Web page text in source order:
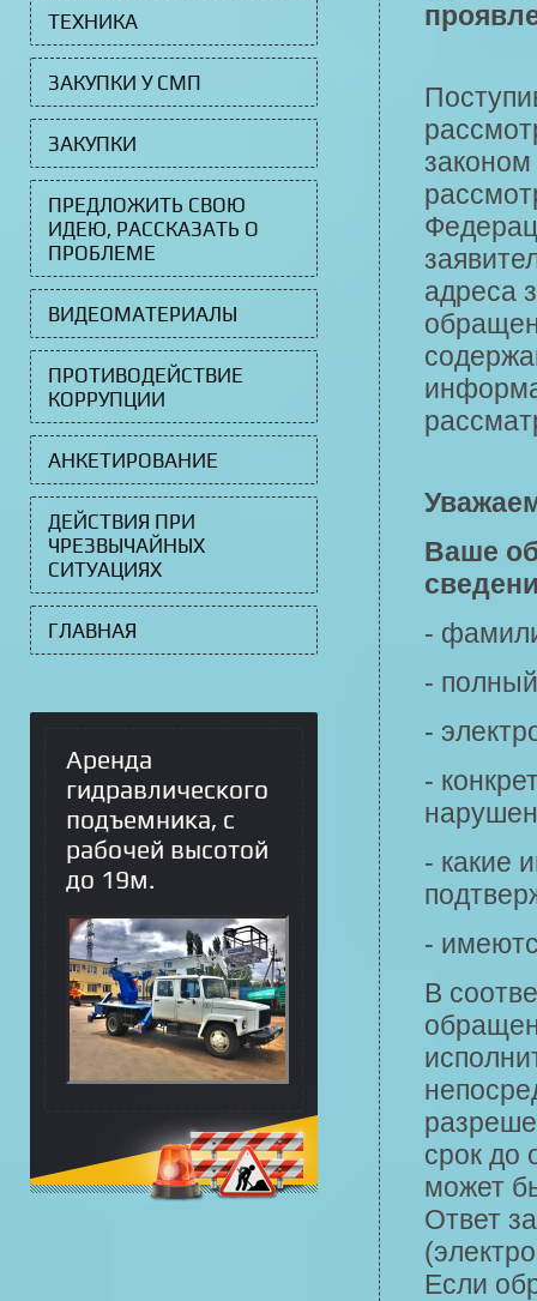
адреса
Ваше
-
-
-
-
- какие
-
В
срок до
может
Ответ
Если
ТЕХНИКА
ЗАКУПКИ У СМП
ЗАКУПКИ
ПРЕДЛОЖИТЬ СВОЮ
ИДЕЮ, РАССКАЗАТЬ О
ПРОБЛЕМЕ
ВИДЕОМАТЕРИАЛЫ
ПРОТИВОДЕЙСТВИЕ
КОРРУПЦИИ
АНКЕТИРОВАНИЕ
ДЕЙСТВИЯ ПРИ
ЧРЕЗВЫЧАЙНЫХ
СИТУАЦИЯХ
ГЛАВНАЯ
Аренда
гидравлического
подъемника, с
рабочей высотой
до 19м.